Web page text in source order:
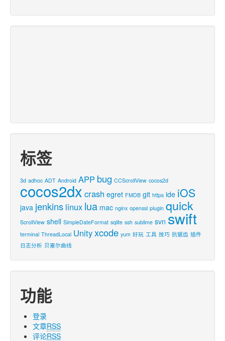
标签
3d adhoc ADT Android APP bug CCScrollView cocos2d
cocos2dx crash egret FMDB git https ide iOS
java jenkins linux lua mac nginx openssl plugin quick
ScrollView shell SimpleDateFormat sqlite ssh sublime svn swift
terminal ThreadLocal Unityxcode yum 好玩 工具 技巧 抗锯齿 插件
日志分析 贝塞尔曲线
功能
登录
文章RSS
评论RSS